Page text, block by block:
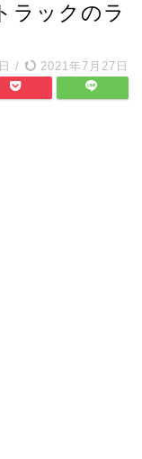
入
ラックのラ
/ 2021年7月27日